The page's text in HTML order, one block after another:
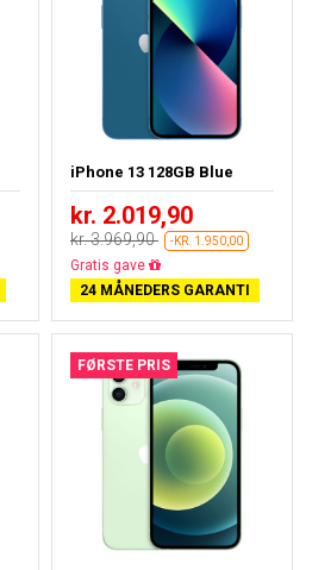
iPhone 13 128GB Blue
kr. 2.019,90
kr. 3.969,90 -KR. 1.950,00
Gratis fragt
24 MÅNEDERS GARANTI
FØRSTE PRIS